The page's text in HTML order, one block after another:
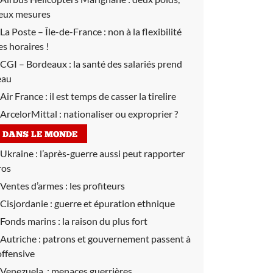
mesures
La Poste – Île-de-France : non à la flexibilité
horaires !
CGI – Bordeaux : la santé des salariés prend
Air France : il est temps de casser la tirelire
ArcelorMittal : nationaliser ou exproprier ?
DANS LE MONDE
Ukraine : l’après-guerre aussi peut rapporter
Ventes d’armes : les profiteurs
Cisjordanie : guerre et épuration ethnique
Fonds marins : la raison du plus fort
Autriche : patrons et gouvernement passent à